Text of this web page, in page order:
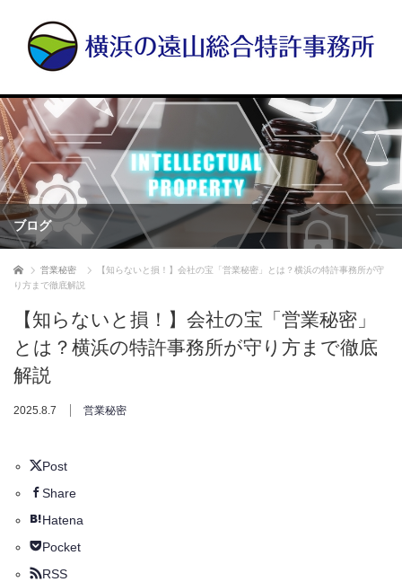
ブログ
ホーム 営業秘密
【知らないと損！】会社の宝「営業秘密」とは？横浜の特許事務所が守
り方まで徹底解説
【知らないと損！】会社の宝「営業秘密」
とは？横浜の特許事務所が守り方まで徹底
解説
2025.8.7 営業秘密
Post
Share
Hatena
Pocket
RSS